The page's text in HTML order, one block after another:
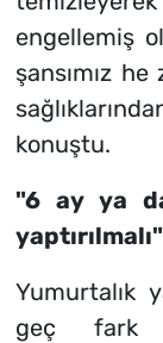
engellemiş
şansımız
konuştu.
"6 ay ya
yaptırılmalı"
Yumurtalık
geç fark